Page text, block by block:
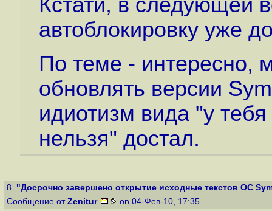
Кстати, в следующей
автоблокировку уже
По теме - интересно,
обновлять версии
идиотизм вида "у
нельзя" достал.
8. "Досрочно завершено открытие исходные текстов ОС
Сообщение от Zenitur on 04-Фев-10, 17:35